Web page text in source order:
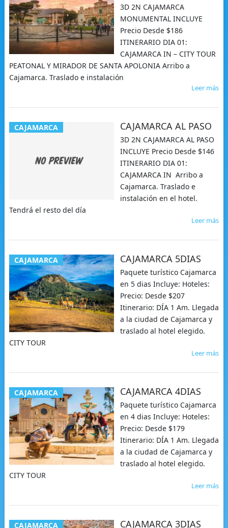
3D 2N CAJAMARCA
MONUMENTAL INCLUYE
Precio Desde $186
ITINERARIO DIA 01:
CAJAMARCA IN – CITY TOUR
PEATONAL Y MIRADOR DE SANTA APOLONIA Arribo a
Cajamarca. Traslado e instalación
Leer más
CAJAMARCA CAJAMARCA AL PASO
3D 2N CAJAMARCA AL PASO
INCLUYE Precio Desde $146
ITINERARIO DIA 01:
CAJAMARCA IN Arribo a
Cajamarca. Traslado e
instalación en el hotel.
Tendrá el resto del día
Leer más
CAJAMARCA CAJAMARCA 5DIAS
Paquete turístico Cajamarca
en 5 dias Incluye: Hoteles:
Precio: Desde $207
Itinerario: DÍA 1 Am. Llegada
a la ciudad de Cajamarca y
traslado al hotel elegido.
CITY TOUR
Leer más
CAJAMARCA CAJAMARCA 4DIAS
Paquete turístico Cajamarca
en 4 dias Incluye: Hoteles:
Precio: Desde $179
Itinerario: DÍA 1 Am. Llegada
a la ciudad de Cajamarca y
traslado al hotel elegido.
CITY TOUR
Leer más
CAJAMARCA CAJAMARCA 3DIAS